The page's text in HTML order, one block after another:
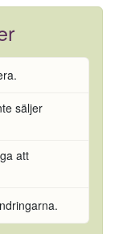
säljer
att